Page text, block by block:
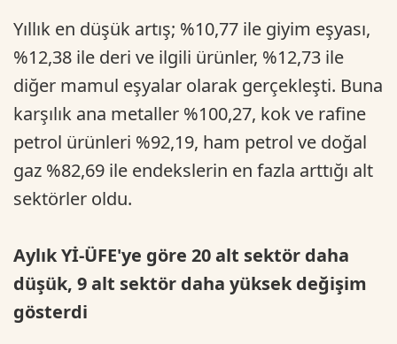
Yıllık en düşük artış; %10,77 ile giyim eşyası,
%12,38 ile deri ve ilgili ürünler, %12,73 ile
diğer mamul eşyalar olarak gerçekleşti. Buna
karşılık ana metaller %100,27, kok ve rafine
petrol ürünleri %92,19, ham petrol ve doğal
gaz %82,69 ile endekslerin en fazla arttığı alt
sektörler oldu.
Aylık Yİ-ÜFE'ye göre 20 alt sektör daha
düşük, 9 alt sektör daha yüksek değişim
gösterdi